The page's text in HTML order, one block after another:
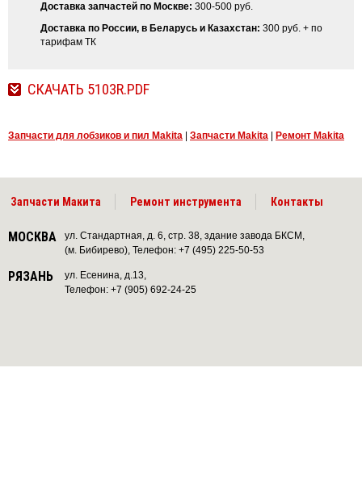
Доставка запчастей по Москве: 300-500 руб.
Доставка по России, в Беларусь и Казахстан: 300 руб. + по
тарифам ТК
СКАЧАТЬ 5103R.PDF
Запчасти для лобзиков и пил Makita Запчасти Makita Ремонт Makita
Запчасти Макита Ремонт инструмента Контакты
МОСКВА
ул. Стандартная, д. 6, стр. 38, здание завода БКСМ,
(м. Бибирево), Телефон: +7 (495) 225-50-53
РЯЗАНЬ
ул. Есенина, д.13,
Телефон: +7 (905) 692-24-25